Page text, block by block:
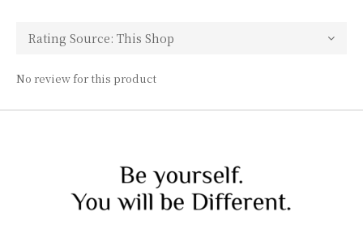
No review for this product